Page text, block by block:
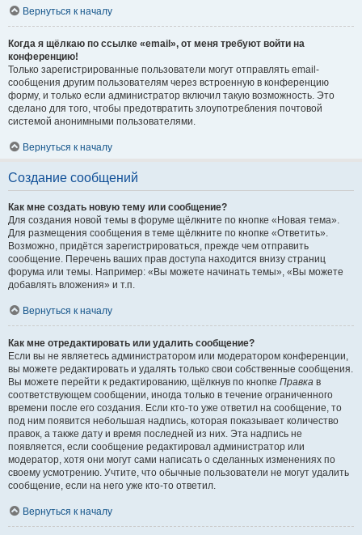
Вернуться к началу
Когда я щёлкаю по ссылке «email», от меня требуют войти на
конференцию!
Только зарегистрированные пользователи могут отправлять email-
сообщения другим пользователям через встроенную в конференцию
форму, и только если администратор включил такую возможность. Это
сделано для того, чтобы предотвратить злоупотребления почтовой
системой анонимными пользователями.
Вернуться к началу
Создание сообщений
Как мне создать новую тему или сообщение?
Для создания новой темы в форуме щёлкните по кнопке «Новая тема».
Для размещения сообщения в теме щёлкните по кнопке «Ответить».
Возможно, придётся зарегистрироваться, прежде чем отправить
сообщение. Перечень ваших прав доступа находится внизу страниц
форума или темы. Например: «Вы можете начинать темы», «Вы можете
добавлять вложения» и т.п.
Вернуться к началу
Как мне отредактировать или удалить сообщение?
Если вы не являетесь администратором или модератором конференции,
вы можете редактировать и удалять только свои собственные сообщения.
Вы можете перейти к редактированию, щёлкнув по кнопке Правка в
соответствующем сообщении, иногда только в течение ограниченного
времени после его создания. Если кто-то уже ответил на сообщение, то
под ним появится небольшая надпись, которая показывает количество
правок, а также дату и время последней из них. Эта надпись не
появляется, если сообщение редактировал администратор или
модератор, хотя они могут сами написать о сделанных изменениях по
своему усмотрению. Учтите, что обычные пользователи не могут удалить
сообщение, если на него уже кто-то ответил.
Вернуться к началу